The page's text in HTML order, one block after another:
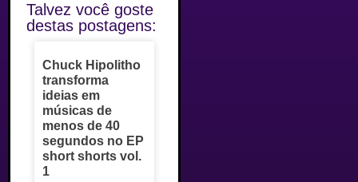
Talvez você goste
destas postagens:
Chuck Hipolitho
transforma
ideias em
músicas de
menos de 40
segundos no EP
short shorts vol.
1